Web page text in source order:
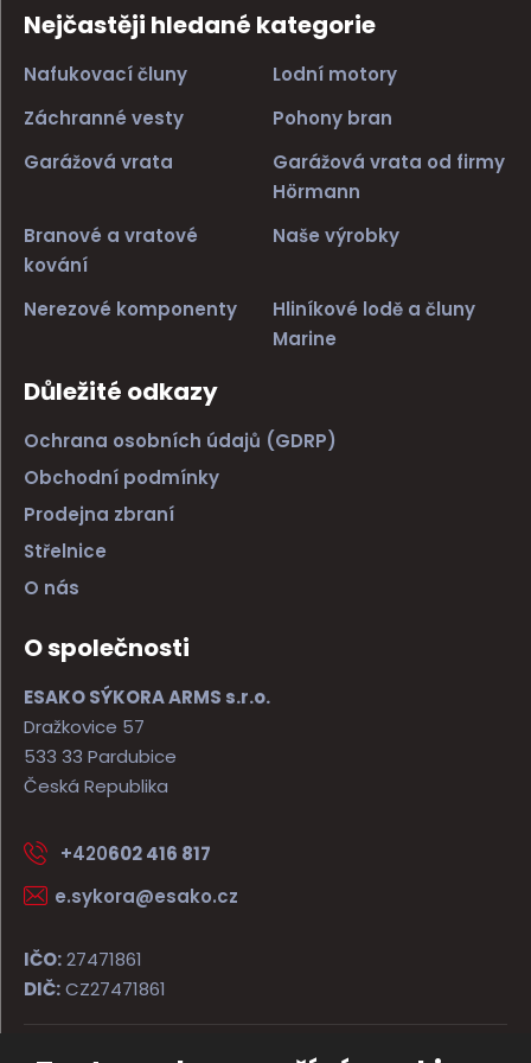
Nejčastěji hledané kategorie
Nafukovací čluny
Lodní motory
Záchranné vesty
Pohony bran
Garážová vrata
Garážová vrata od firmy
Hörmann
Branové a vratové
kování
Naše výrobky
Nerezové komponenty
Hliníkové lodě a čluny
Marine
Důležité odkazy
Ochrana osobních údajů (GDRP)
Obchodní podmínky
Prodejna zbraní
Střelnice
O nás
O společnosti
ESAKO SÝKORA ARMS s.r.o.
Dražkovice 57
533 33 Pardubice
Česká Republika
+420602 416 817
e.sykora@esako.cz
IČO:27471861
DIČ:CZ27471861